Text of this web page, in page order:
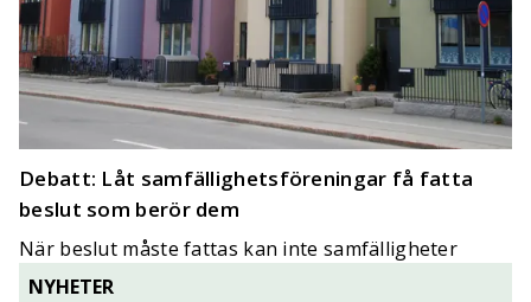
NYHETER
Debatt: Låt samfällighetsföreningar få fatta
beslut som berör dem
När beslut måste fattas kan inte samfälligheter
tvingas gå omvägar genom Lantmäteriet.